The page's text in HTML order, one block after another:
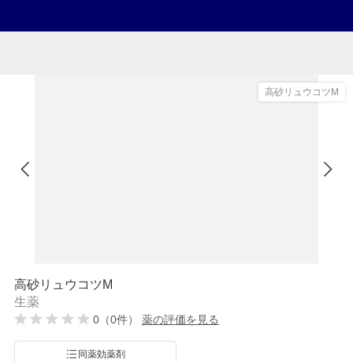
高砂リュウコツM
高砂リュウコツM
生薬
0（0件） 薬の評価を見る
同薬効薬剤